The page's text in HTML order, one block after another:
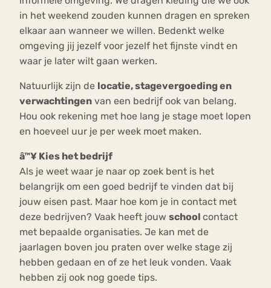
in het weekend zouden kunnen dragen en spreken
elkaar aan wanneer we willen. Bedenkt welke
omgeving jij jezelf voor jezelf het fijnste vindt en
waar je later wilt gaan werken.
Natuurlijk zijn de locatie, stagevergoeding en
verwachtingen van een bedrijf ook van belang.
Hou ook rekening met hoe lang je stage moet lopen
en hoeveel uur je per week moet maken.
â™¥ Kies het bedrijf
Als je weet waar je naar op zoek bent is het
belangrijk om een goed bedrijf te vinden dat bij
jouw eisen past. Maar hoe kom je in contact met
deze bedrijven? Vaak heeft jouw school contact
met bepaalde organisaties. Je kan met de
jaarlagen boven jou praten over welke stage zij
hebben gedaan en of ze het leuk vonden. Vaak
hebben zij ook nog goede tips.